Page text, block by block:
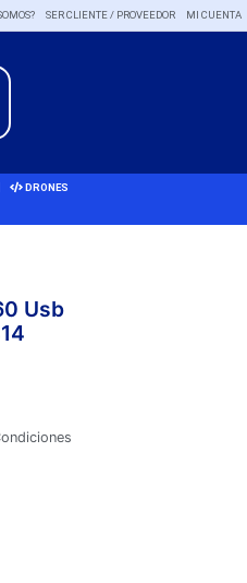
SER CLIENTE / PROVEEDOR MI CUENTA
DRONES
Usb